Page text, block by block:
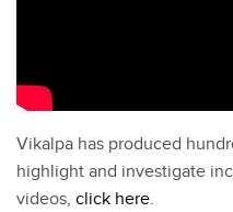
Vikalpa has produced
highlight and investigate
videos, click here.